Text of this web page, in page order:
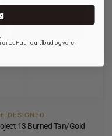
13 Burned Tan/Gold
Herunder tilbud og varer,